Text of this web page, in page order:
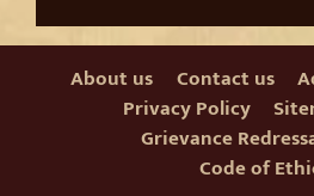
About us Contact us
Privacy Policy
Grievance
Code of